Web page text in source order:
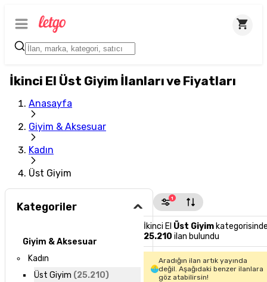
İkinci El Üst Giyim İlanları ve Fiyatları
Anasayfa
Giyim & Aksesuar
Kadın
Üst Giyim
Kategoriler
Giyim & Aksesuar
Kadın
Üst Giyim (25.210)
1
İkinci El Üst Giyim
25.210 ilan bulundu
Aradığın ilan artık yayında
değil. Aşağıdaki benzer ilanlara
göz atabilirsin!